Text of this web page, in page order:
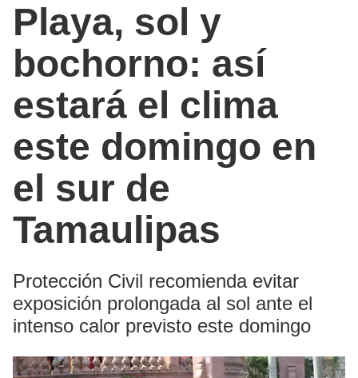
Playa, sol y
bochorno: así
estará el clima
este domingo en
el sur de
Tamaulipas
Protección Civil recomienda evitar
exposición prolongada al sol ante el
intenso calor previsto este domingo